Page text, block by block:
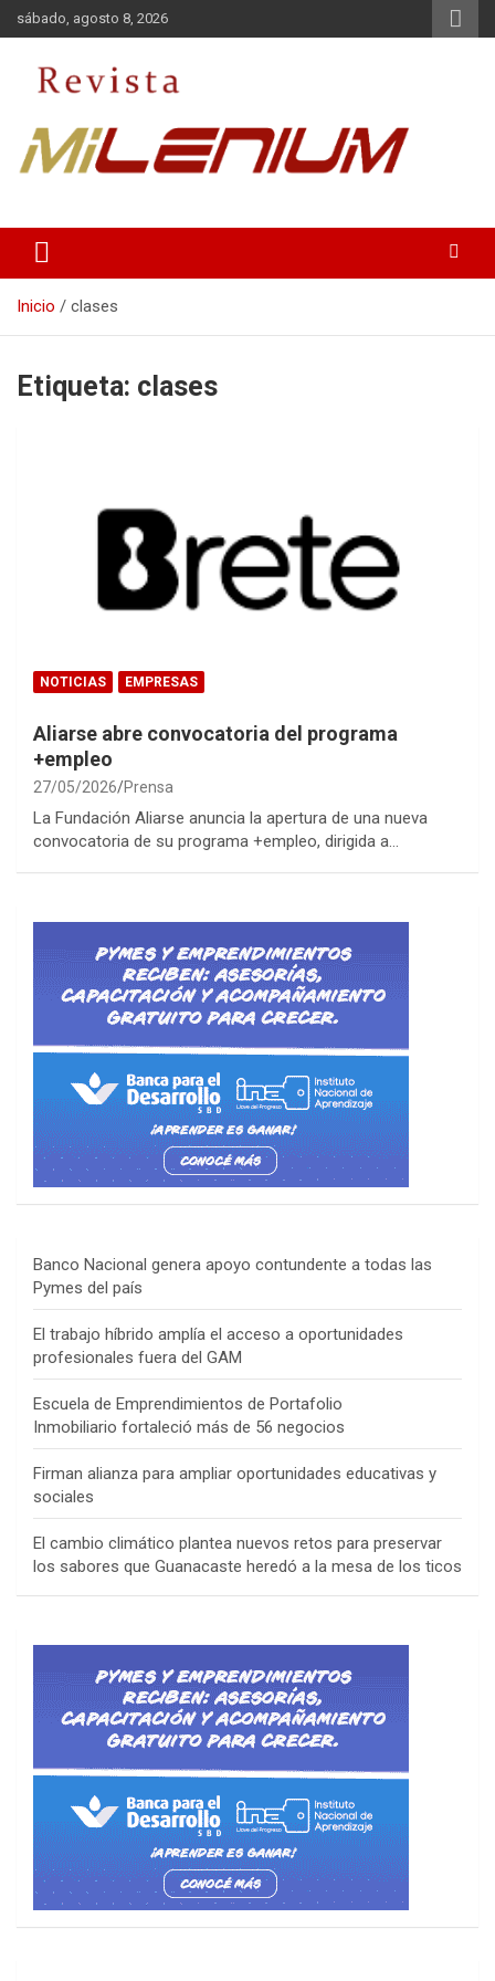
Saltar
al
sábado, agosto 8, 2026
Inicio clases
Etiqueta: clases
NOTICIAS EMPRESAS
Aliarse abre convocatoria del programa
+empleo
27/05/2026 Prensa
La Fundación Aliarse anuncia la apertura de una nueva
convocatoria de su programa +empleo, dirigida a…
Banco Nacional genera apoyo contundente a todas las
Pymes del país
El trabajo híbrido amplía el acceso a oportunidades
profesionales fuera del GAM
Escuela de Emprendimientos de Portafolio
Inmobiliario fortaleció más de 56 negocios
Firman alianza para ampliar oportunidades educativas y
sociales
El cambio climático plantea nuevos retos para preservar
los sabores que Guanacaste heredó a la mesa de los ticos